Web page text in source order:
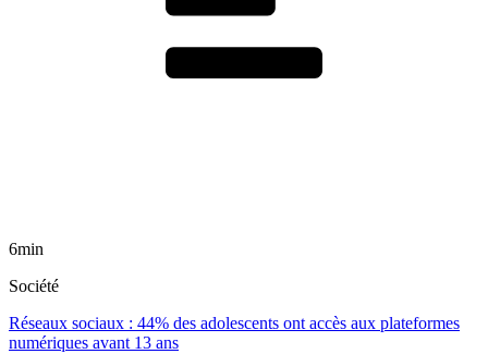
6min
Société
Réseaux sociaux : 44% des adolescents ont accès aux plateformes
numériques avant 13 ans